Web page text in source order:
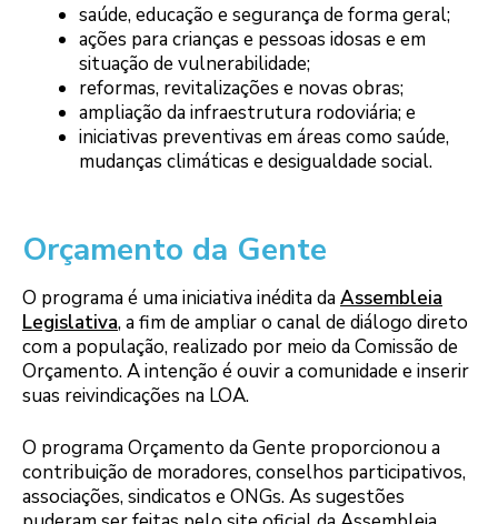
saúde, educação e segurança de forma geral;
ações para crianças e pessoas idosas e em
situação de vulnerabilidade;
reformas, revitalizações e novas obras;
ampliação da infraestrutura rodoviária; e
iniciativas preventivas em áreas como saúde,
mudanças climáticas e desigualdade social.
Orçamento da Gente
O programa é uma iniciativa inédita daAssembleia
Legislativa, a fim de ampliar o canal de diálogo direto
com a população, realizado por meio da Comissão de
Orçamento. A intenção é ouvir a comunidade e inserir
suas reivindicações na LOA.
O programa Orçamento da Gente proporcionou a
contribuição de moradores, conselhos participativos,
associações, sindicatos e ONGs. As sugestões